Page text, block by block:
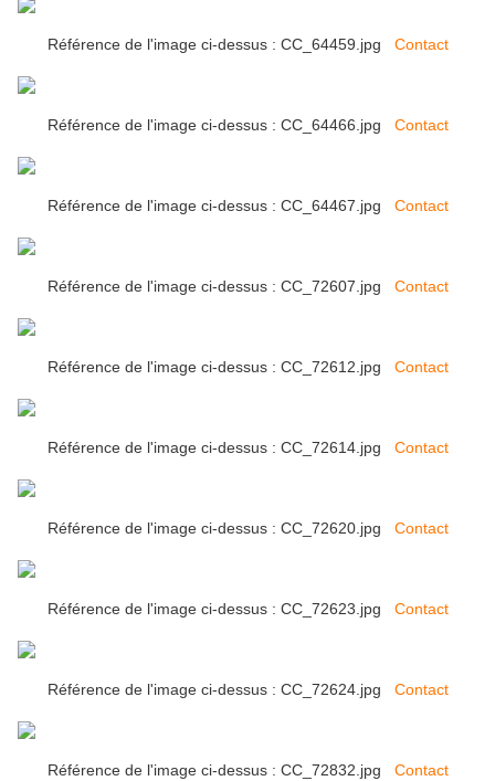
Référence de l'image ci-dessus : CC_64459.jpg Contact
Référence de l'image ci-dessus : CC_64466.jpg Contact
Référence de l'image ci-dessus : CC_64467.jpg Contact
Référence de l'image ci-dessus : CC_72607.jpg Contact
Référence de l'image ci-dessus : CC_72612.jpg Contact
Référence de l'image ci-dessus : CC_72614.jpg Contact
Référence de l'image ci-dessus : CC_72620.jpg Contact
Référence de l'image ci-dessus : CC_72623.jpg Contact
Référence de l'image ci-dessus : CC_72624.jpg Contact
Référence de l'image ci-dessus : CC_72832.jpg Contact